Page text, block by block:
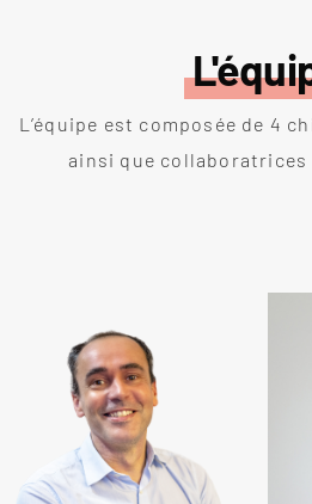
L’équipe est composée de 4
ainsi que collaboratrices